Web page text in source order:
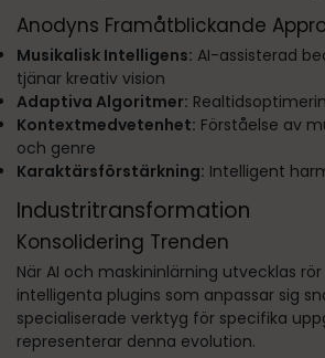
Anodyns Framåtblickande
Musikalisk Intelligens: AI-assisterad
tjänar kreativ vision
Adaptiva Algoritmer:
Kontextmedvetenhet: Förståelse av
och genre
Karaktärsförstärkning: Intelligent
Industritransformation
Konsolidering Trenden
När AI och maskininlärning utvecklas
intelligenta plugins som anpassar sig
specialiserade verktyg för specifika
representerar denna evolution.